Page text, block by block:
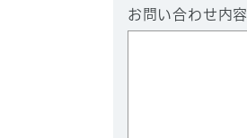
お問い合わせ内容